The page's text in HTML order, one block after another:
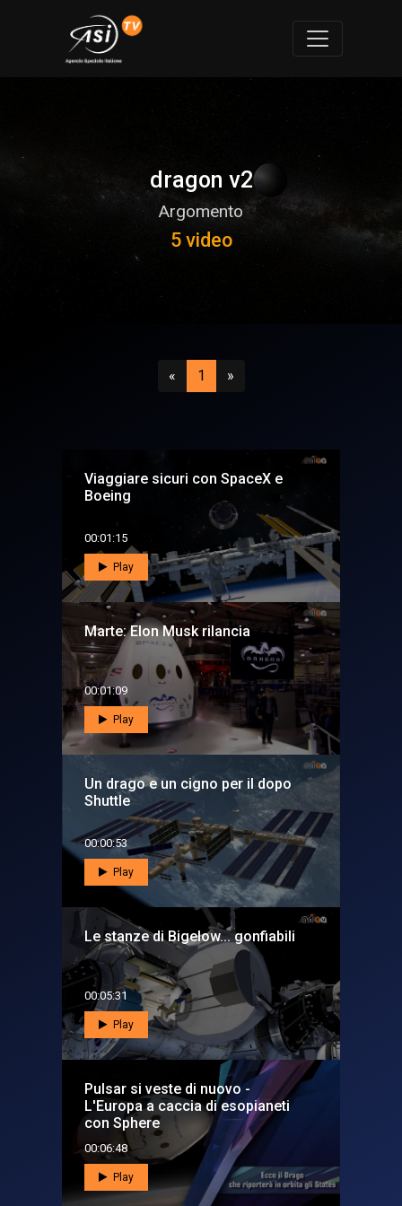
dragon v2
Argomento
5 video
«Precedente
1 (attuale)
»Successivo
Viaggiare sicuri con SpaceX e
Boeing
00:01:15
Play
Marte: Elon Musk rilancia
00:01:09
Play
Un drago e un cigno per il dopo
Shuttle
00:00:53
Play
Le stanze di Bigelow... gonfiabili
00:05:31
Play
Pulsar si veste di nuovo -
L'Europa a caccia di esopianeti
con Sphere
00:06:48
Play